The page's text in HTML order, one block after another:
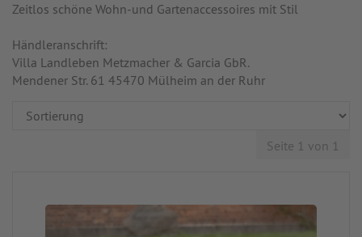
Zeitlos schöne Wohn-und Gartenaccessoires mit Stil
Händleranschrift:
Villa Landleben Metzmacher & Garcia GbR.
Mendener Str. 61 45470 Mülheim an der Ruhr
Seite 1 von 1